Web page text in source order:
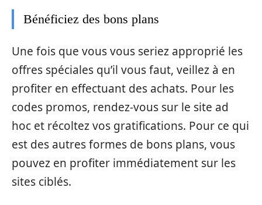
Bénéficiez des bons plans
Une fois que vous vous seriez approprié les
offres spéciales qu’il vous faut, veillez à en
profiter en effectuant des achats. Pour les
codes promos, rendez-vous sur le site ad
hoc et récoltez vos gratifications. Pour ce qui
est des autres formes de bons plans, vous
pouvez en profiter immédiatement sur les
sites ciblés.